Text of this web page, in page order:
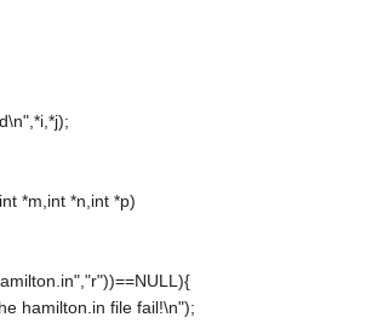
*m,int *n,int *p)
hamilton.in file fail!\n");